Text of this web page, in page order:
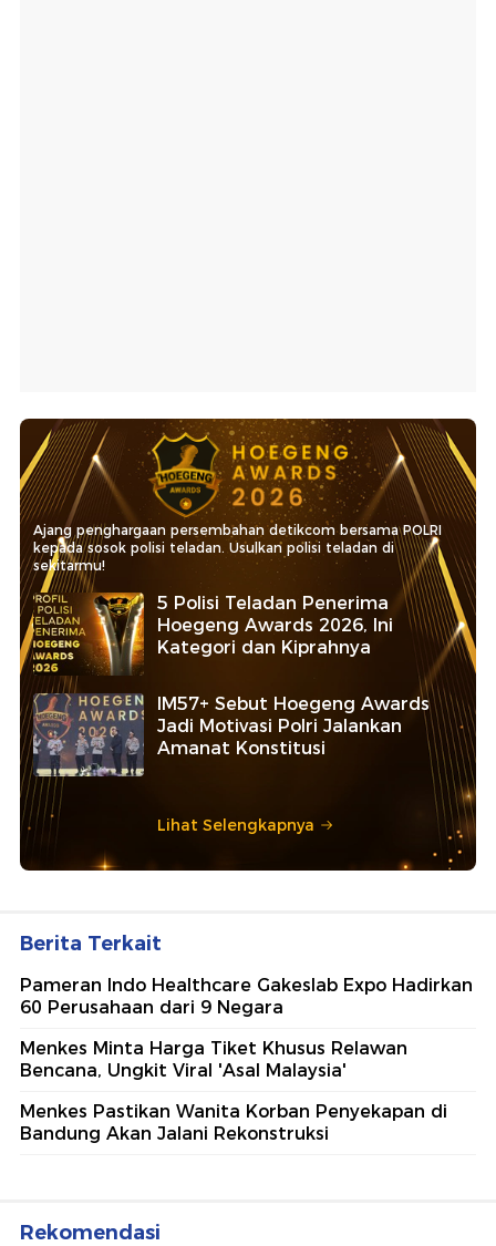
Ajang penghargaan persembahan detikcom bersama POLRI
kepada sosok polisi teladan. Usulkan polisi teladan di
sekitarmu!
5 Polisi Teladan Penerima
Hoegeng Awards 2026, Ini
Kategori dan Kiprahnya
IM57+ Sebut Hoegeng Awards
Jadi Motivasi Polri Jalankan
Amanat Konstitusi
Lihat Selengkapnya
Berita Terkait
Pameran Indo Healthcare Gakeslab Expo Hadirkan
60 Perusahaan dari 9 Negara
Menkes Minta Harga Tiket Khusus Relawan
Bencana, Ungkit Viral 'Asal Malaysia'
Menkes Pastikan Wanita Korban Penyekapan di
Bandung Akan Jalani Rekonstruksi
Rekomendasi